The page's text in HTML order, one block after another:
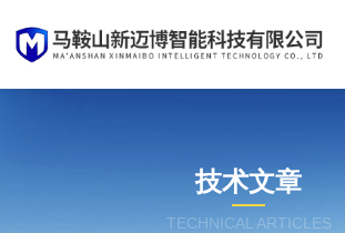
技术文章
TECHNICAL ARTICLES